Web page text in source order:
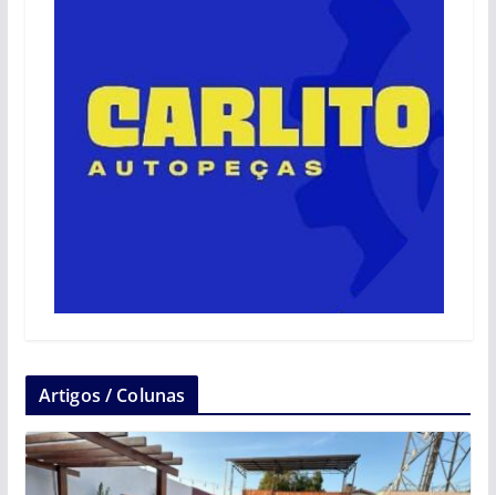
Artigos / Colunas